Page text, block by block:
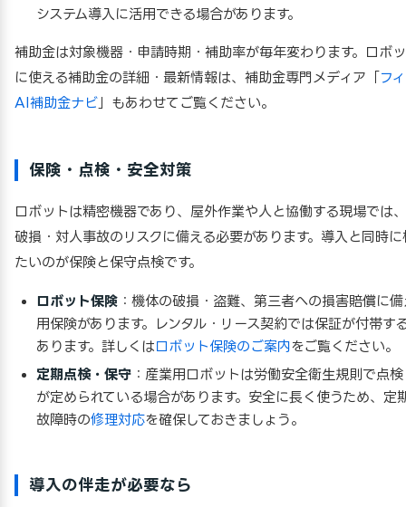
システム導入に活用できる場合があります。
補助金は対象機器・申請時期・補助率が毎年変わります。ロボ
に使える補助金の詳細・最新情報は、補助金専門メディア「
フ
AI補助金ナビ 」もあわせてご覧ください。
保険・点検・安全対策
ロボットは精密機器であり、屋外作業や人と協働する現場では
破損・対人事故のリスクに備える必要があります。導入と同時
たいのが保険と保守点検です。
ロボット保険 ：機体の破損・盗難、第三者への損害賠償に
用保険があります。レンタル・リース契約では保証が付帯す
あります。詳しくはロボット保険のご案内をご覧ください。
定期点検・保守 ：産業用ロボットは労働安全衛生規則で点
が定められている場合があります。安全に長く使うため、定
故障時の修理対応を確保しておきましょう。
導入の伴走が必要なら